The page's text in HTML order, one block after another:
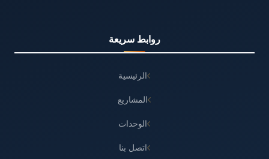
روابط سريعة
الرئيسية
المشاريع
الوحدات
اتصل بنا